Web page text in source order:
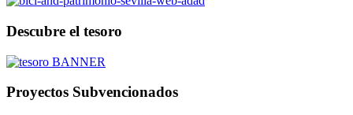
Descubre el tesoro
Proyectos Subvencionados